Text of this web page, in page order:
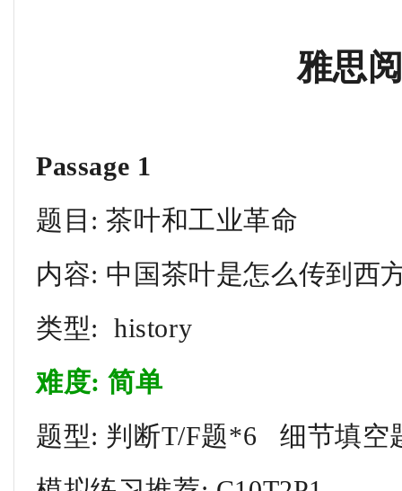
雅思
Passage 1
题目: 茶叶和工业革命
内容: 中国茶叶是怎么传到西
类型: history
难度: 简单
题型: 判断T/F题*6 细节填空